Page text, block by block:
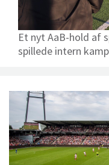
Et nyt AaB-hold af
spillede intern